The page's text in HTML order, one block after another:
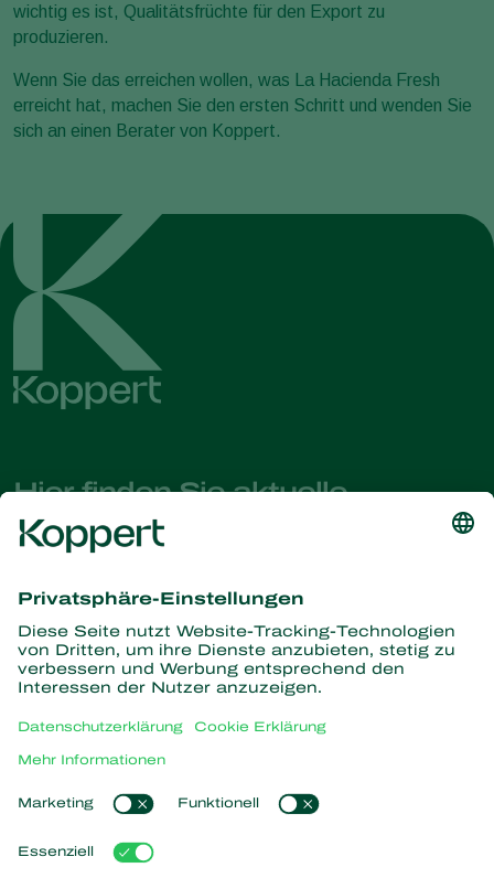
wichtig es ist, Qualitätsfrüchte für den Export zu
produzieren.
Wenn Sie das erreichen wollen, was La Hacienda Fresh
erreicht hat, machen Sie den ersten Schritt und wenden Sie
sich an einen Berater von Koppert.
Hier finden Sie aktuelle
Nachrichten und Informationen
Partners with Nature
Raubmilben
Räuber
Nützliche Mikroorganismen
Bestäubung
Über Koppert
Arbeiten bei Koppert
Kontakt
Koppert One
Koppert Global